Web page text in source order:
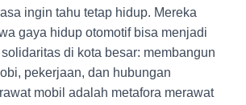
ingin tahu tetap hidup. Mereka
gaya hidup otomotif bisa menjadi
di kota besar: membangun
pekerjaan, dan hubungan
mobil adalah metafora merawat